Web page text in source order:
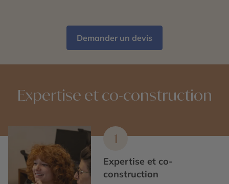
Demander un devis
Expertise et co-construction
1
Expertise et co-
construction